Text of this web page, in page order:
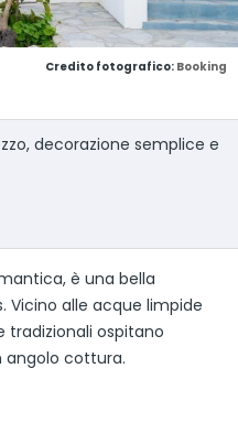
Credito fotografico: Booking
decorazione semplice e
è una bella
Vicino alle acque limpide
tradizionali ospitano
cottura.